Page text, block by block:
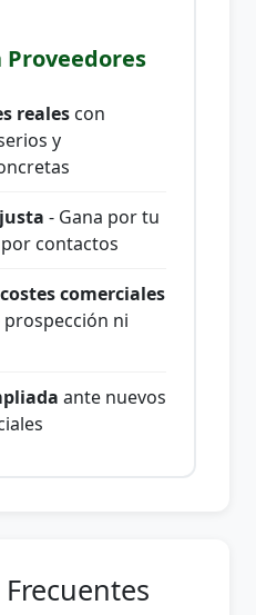
reales con
y
- Gana por tu
contactos
comerciales
prospección ni
ante nuevos